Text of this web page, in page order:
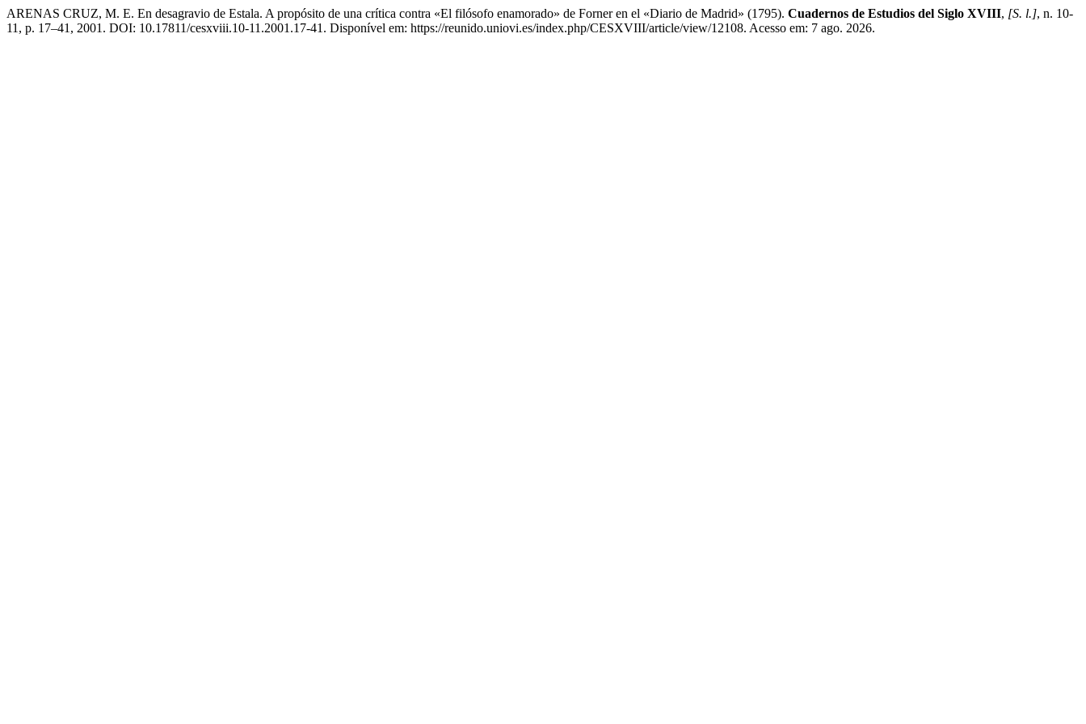
ARENAS CRUZ, M. E. En desagravio de Estala. A propósito de una crítica contra «El filósofo enamorado» de Forner en el «Diario de Madrid» (1795). Cuadernos de Estudios del Siglo XVIII, [S. l.], n. 10-
11, p. 17–41, 2001. DOI: 10.17811/cesxviii.10-11.2001.17-41. Disponível em: https://reunido.uniovi.es/index.php/CESXVIII/article/view/12108. Acesso em: 7 ago. 2026.